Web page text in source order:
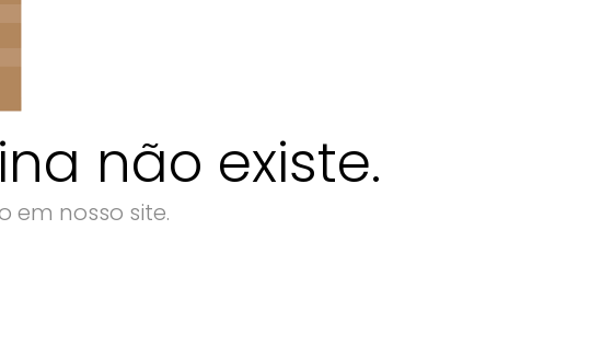
não existe.
em nosso site.